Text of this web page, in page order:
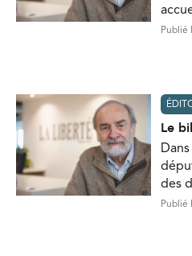
Publié
Le
des
Publié